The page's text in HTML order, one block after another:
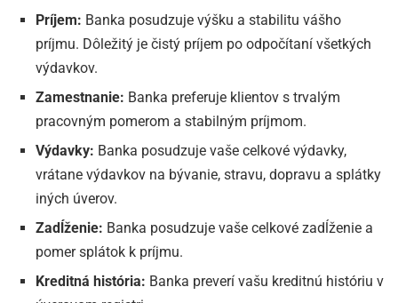
Príjem: Banka posudzuje výšku a stabilitu vášho
príjmu. Dôležitý je čistý príjem po odpočítaní všetkých
výdavkov.
Zamestnanie: Banka preferuje klientov s trvalým
pracovným pomerom a stabilným príjmom.
Výdavky: Banka posudzuje vaše celkové výdavky,
vrátane výdavkov na bývanie, stravu, dopravu a splátky
iných úverov.
Zadĺženie: Banka posudzuje vaše celkové zadĺženie a
pomer splátok k príjmu.
Kreditná história: Banka preverí vašu kreditnú históriu v